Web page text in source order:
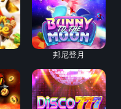
邦尼登月